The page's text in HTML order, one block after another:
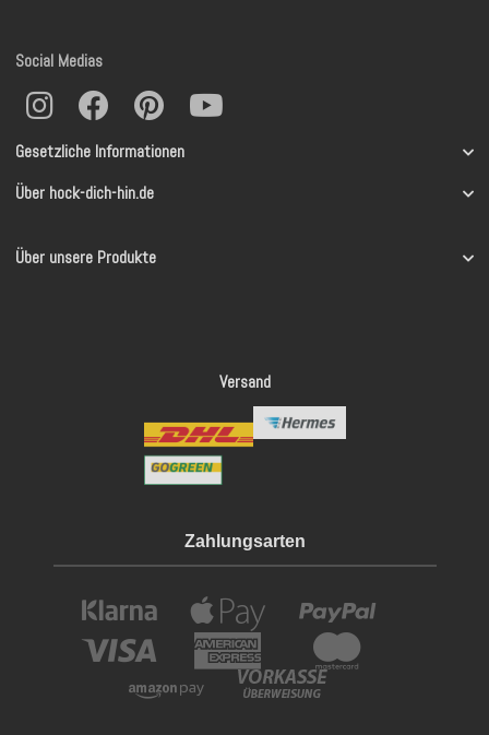
Gesetzliche Informationen
Über hock-dich-hin.de
Über unsere Produkte
Social Medias
Versand
Zahlungsarten